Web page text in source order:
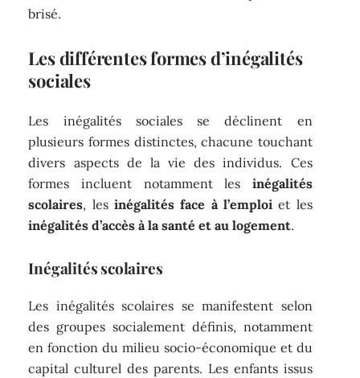
brisé.
Les différentes formes d’inégalités
sociales
Les inégalités sociales se déclinent en
plusieurs formes distinctes, chacune touchant
divers aspects de la vie des individus. Ces
formes incluent notamment les inégalités
scolaires, lesinégalités face à l’emploi et les
inégalités d’accès à la santé et au logement.
Inégalités scolaires
Les inégalités scolaires se manifestent selon
des groupes socialement définis, notamment
en fonction du milieu socio-économique et du
capital culturel des parents. Les enfants issus